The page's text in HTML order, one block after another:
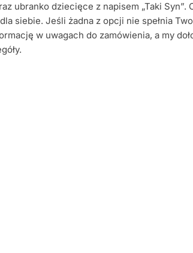
ubranko dziecięce z napisem „Taki
siebie. Jeśli żadna z opcji nie spełnia
w uwagach do zamówienia, a my